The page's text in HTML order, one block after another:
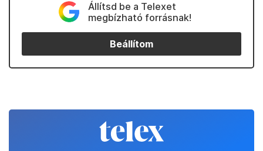
Állítsd be a Telexet
megbízható forrásnak!
Beállítom